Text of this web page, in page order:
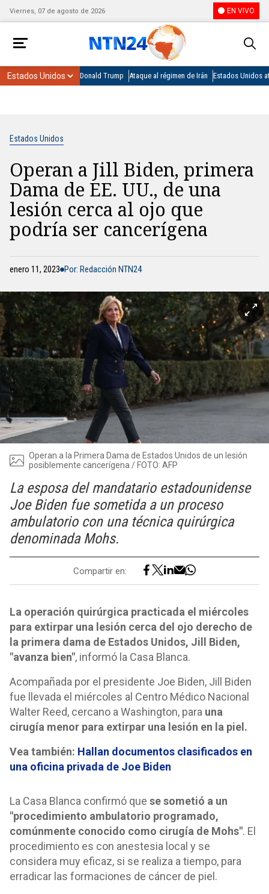
Viernes, 07 de agosto de 2026 EN VIVO
Donald Trump Ataque al régimen de Irán Estados Unidos
Estados Unidos
Operan a Jill Biden, primera
Dama de EE. UU., de una
lesión cerca al ojo que
podría ser cancerígena
enero 11, 2023 Por: Redacción NTN24
Operan a la Primera Dama de Estados Unidos de un lesión
posiblemente cancerígena / FOTO: AFP
La esposa del mandatario estadounidense
Joe Biden fue sometida a un proceso
ambulatorio con una técnica quirúrgica
denominada Mohs.
Compartir en:
La operación quirúrgica practicada el miércoles
para extirpar una lesión cerca del ojo derecho de
la primera dama de Estados Unidos, Jill Biden,
"avanza bien", informó la Casa Blanca.
Acompañada por el presidente Joe Biden, Jill Biden
fue llevada el miércoles al Centro Médico Nacional
Walter Reed, cercano a Washington, para una
cirugía menor para extirpar una lesión en la piel.
Vea también: Hallan documentos clasificados en
una oficina privada de Joe Biden
La Casa Blanca confirmó que se sometió a un
"procedimiento ambulatorio programado,
comúnmente conocido como cirugía de Mohs". El
procedimiento es con anestesia local y se
considera muy eficaz, si se realiza a tiempo, para
erradicar las formaciones de cáncer de piel.